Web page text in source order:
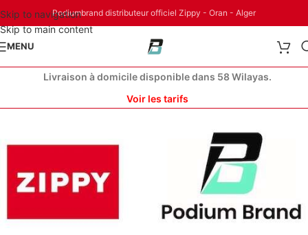
Skip to navigation
Skip to main content
Podiumbrand distributeur officiel Zippy - Oran - Alger
MENU
Livraison à domicile disponible dans 58 Wilayas.
Voir les tarifs